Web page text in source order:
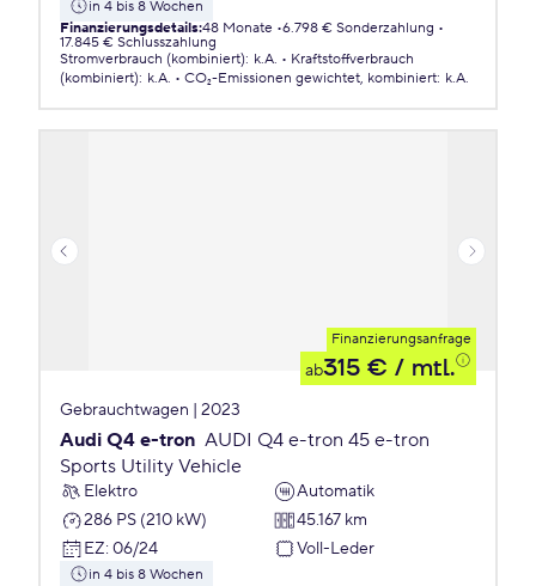
in 4 bis 8 Wochen
Finanzierungsdetails:48 Monate 6.798 € Sonderzahlung
17.845 € Schlusszahlung
Stromverbrauch (kombiniert): k.A.
Kraftstoffverbrauch
(kombiniert): k.A. CO₂-Emissionen gewichtet, kombiniert: k.A.
Finanzierungsanfrage
ab315 € / mtl.
Gebrauchtwagen | 2023
Audi Q4 e-tron AUDI Q4 e-tron 45 e-tron
Sports Utility Vehicle
Elektro
Automatik
286 PS (210 kW)
45.167 km
EZ: 06/24 Voll-Leder
in 4 bis 8 Wochen